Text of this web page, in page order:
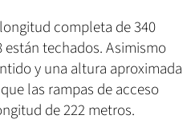
completa de 340
techados. Asimismo
y una altura aproximada
las rampas de acceso
de 222 metros.